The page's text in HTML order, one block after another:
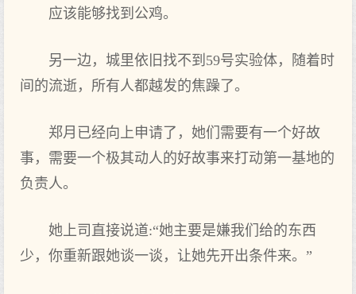
应该能够找到公鸡。
另一边，城里依旧找不到59号实验体，随着时
间的流逝，所有人都越发的焦躁了。
郑月已经向上申请了，她们需要有一个好故
事，需要一个极其动人的好故事来打动第一基地的
负责人。
她上司直接说道:“她主要是嫌我们给的东西
少，你重新跟她谈一谈，让她先开出条件来。”